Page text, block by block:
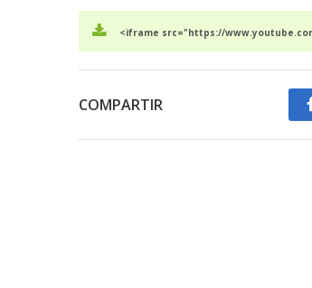
<iframe src="https://
COMPARTIR